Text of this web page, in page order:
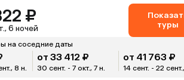
₽
6 ночей
туры
на соседние даты
8 н.
от 33 412 ₽
30 сент. - 7 окт., 7 н.
от 41 763 ₽
14 сент. - 22